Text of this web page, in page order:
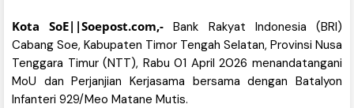
Kota SoE||Soepost.com,-Bank Rakyat Indonesia (BRI)
Cabang Soe, Kabupaten Timor Tengah Selatan, Provinsi Nusa
Tenggara Timur (NTT), Rabu 01 April 2026 menandatangani
MoU dan Perjanjian Kerjasama bersama dengan Batalyon
Infanteri 929/Meo Matane Mutis.